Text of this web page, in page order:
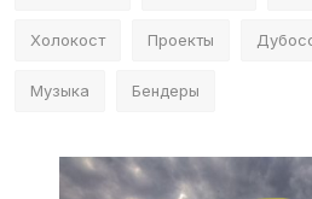
Холокост Проекты
Музыка Бендеры